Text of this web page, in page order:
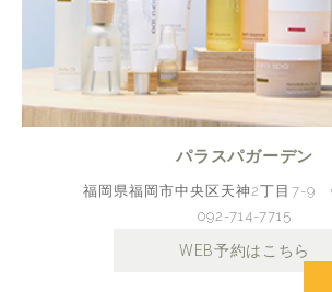
パラスパガーデン
福岡県福岡市中央区天神2丁目7-9
092-714-7715
WEB予約はこちら